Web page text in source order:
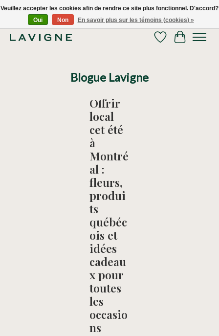
Nous livrons tous les jours dans le Grand Montréal! 514.521.0118
Liste de souhaits
Panier
Blogue Lavigne
Offrir
local
cet été
à
Montré
al :
fleurs,
produi
ts
québéc
ois et
idées
cadeau
x pour
toutes
les
occasio
ns
Veuillez accepter les cookies afin de rendre ce site plus fonctionnel. D'accord?
Oui
Non En savoir plus sur les témoins (cookies) »